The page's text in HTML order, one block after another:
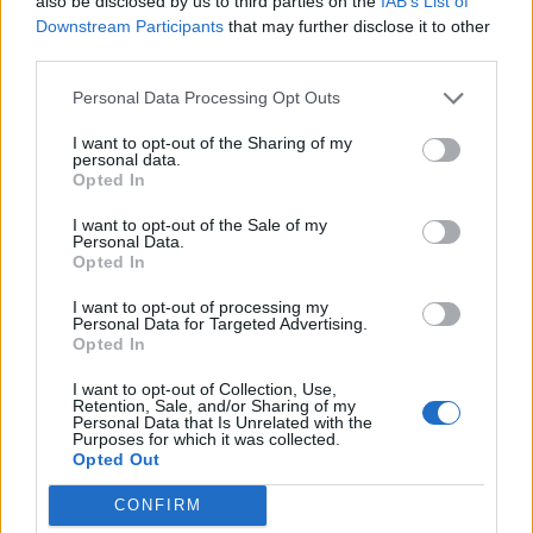
Downstream Participants that may further disclose it to other
Personal Data Processing Opt Outs
I want to opt-out of the Sharing of my
personal data.
Opted In
I want to opt-out of the Sale of my
Personal Data.
Opted In
I want to opt-out of processing my
Personal Data for Targeted Advertising.
Opted In
I want to opt-out of Collection, Use,
Retention, Sale, and/or Sharing of my
Personal Data that Is Unrelated with the
Purposes for which it was collected.
Opted Out
CONFIRM
gastos por operaciones corrientes, por valor de diez
mil euros (10.000,00€) con origen la unidad de gasto
02801 correspondiente a Relaciones Internacionales
correspondiente a Servicios Centrales.
205-30-10-2014-6:
por el artículo 4.3.c) de la Ley 11/2003, de 4 de abril,
sobre Consejos Sociales y Coordinación del Sistema
Universitario de Canarias, modificada por Ley 5/2009,
de 24 de abril, una transferencia de crédito, entre
gastos por operaciones corrientes, por valor de dos
mil doscientos cincuenta euros (2.250,00€) con
Relaciones Internacionales e Institucionales y
destino la unidad de gasto 010 correspondiente a
Servicios Centrales.
205-30-10-2014-7: